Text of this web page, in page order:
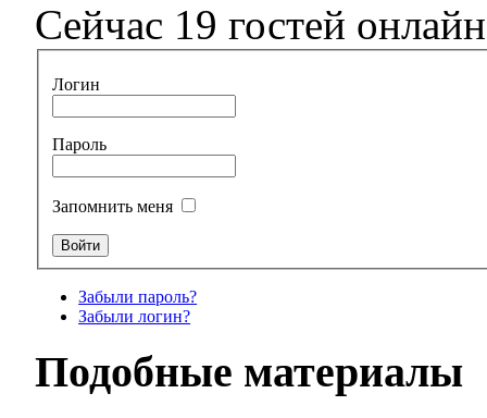
Сейчас 19 гостей онлайн
Логин
Пароль
Запомнить меня
Забыли пароль?
Забыли логин?
Подобные материалы